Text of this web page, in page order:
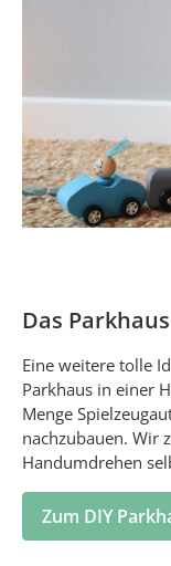
Das
Eine weitere tolle
Parkhaus in einer
Menge
nachzubauen. Wir
Handumdrehen
Zum DIY